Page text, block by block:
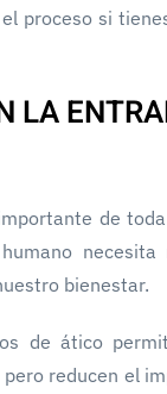
proceso si
LA
de
necesita
bienestar.
de ático
reducen el